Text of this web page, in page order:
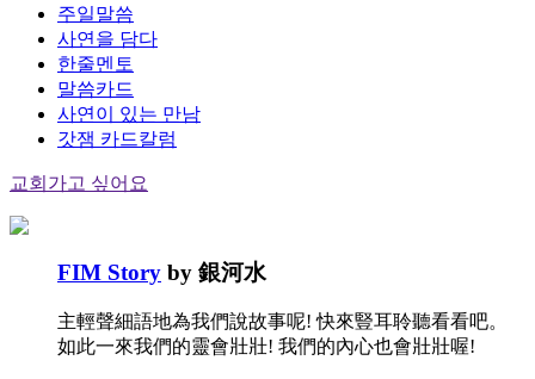
주일말씀
사연을 담다
한줄멘토
말씀카드
사연이 있는 만남
갓잼 카드칼럼
교회가고 싶어요
FIM Story by 銀河水
主輕聲細語地為我們說故事呢! 快來豎耳聆聽看看吧。
如此一來我們的靈會壯壯! 我們的內心也會壯壯喔!